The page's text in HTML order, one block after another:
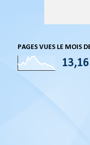
PAGES VUES LE MOIS